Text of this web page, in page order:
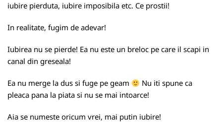
iubire pierduta, iubire imposibila etc. Ce prostii!
In realitate, fugim de adevar!
Iubirea nu se pierde! Ea nu este un breloc pe care il scapi in
canal din greseala!
Ea nu merge la dus si fuge pe geam
Nu iti spune ca
pleaca pana la piata si nu se mai intoarce!
Aia se numeste oricum vrei, mai putin iubire!